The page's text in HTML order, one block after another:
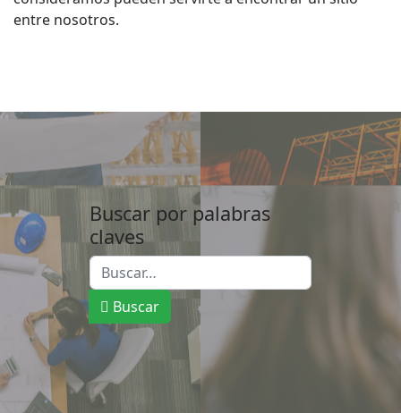
entre nosotros.
Buscar por palabras
claves
Buscar
Type 2 or more characters for results.
Buscar